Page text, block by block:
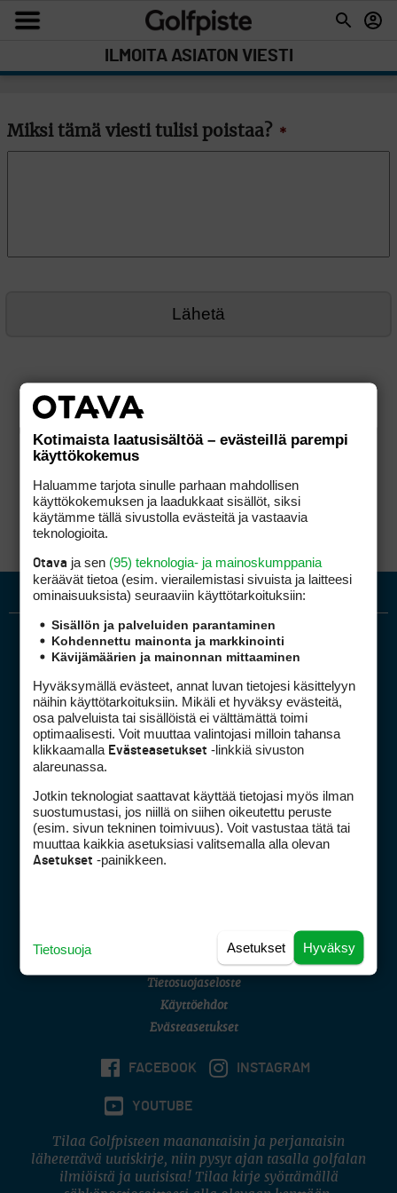
ILMOITA ASIATON VIESTI
Miksi tämä viesti tulisi poistaa? *
Golfpiste mediakortti
Golfpisteen yhteystiedot
DSA avoimuusraportti
Asiakaspalvelu
(digi) digi@otavamedia.fi
Tietosuojaseloste
Käyttöehdot
Evästeasetukset
FACEBOOK INSTAGRAM
YOUTUBE
Tilaa Golfpisteen maanantaisin ja perjantaisin
lähetettävä uutiskirje, niin pysyt ajan tasalla golfalan
ilmiöistä ja uutisista! Tilaa kirje syöttämällä
Kotimaista laatusisältöä – evästeillä parempi
käyttökokemus
Haluamme tarjota sinulle parhaan mahdollisen
käyttökokemuksen ja laadukkaat sisällöt, siksi
käytämme tällä sivustolla evästeitä ja vastaavia
teknologioita.
Otava ja sen (95) teknologia- ja mainoskumppania
keräävät tietoa (esim. vierailemis­tasi sivuista ja laitteesi
ominaisuuk­sista) seuraaviin käyttötarkoituksiin:
Sisällön ja palveluiden parantaminen
Kohdennettu mainonta ja markkinointi
Kävijämäärien ja mainonnan mittaaminen
Hyväksymällä evästeet, annat luvan tietojesi käsittelyyn
näihin käyttötarkoituksiin. Mikäli et hyväksy evästeitä,
osa palveluista tai sisällöistä ei välttämättä toimi
optimaalisesti. Voit muuttaa valintojasi milloin tahansa
klikkaamalla Evästeasetukset -linkkiä sivuston
alareunassa.
Jotkin teknologiat saattavat käyttää tietojasi myös ilman
suostumustasi, jos niillä on siihen oikeutettu peruste
(esim. sivun tekninen toimivuus). Voit vastustaa tätä tai
muuttaa kaikkia asetuksiasi valitsemalla alla olevan
Asetukset -painikkeen.
Hyväksy
Asetukset
Tietosuoja